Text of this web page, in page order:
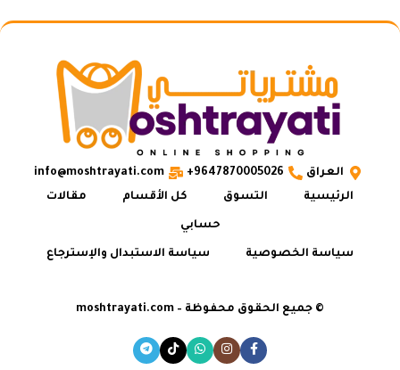
العراق 9647870005026+
info@moshtrayati.com
الرئيسية
التسوق كل الأقسام مقالات
حسابي
سياسة الخصوصية سياسة الاستبدال والإسترجاع
© جميع الحقوق محفوظة – moshtrayati.com